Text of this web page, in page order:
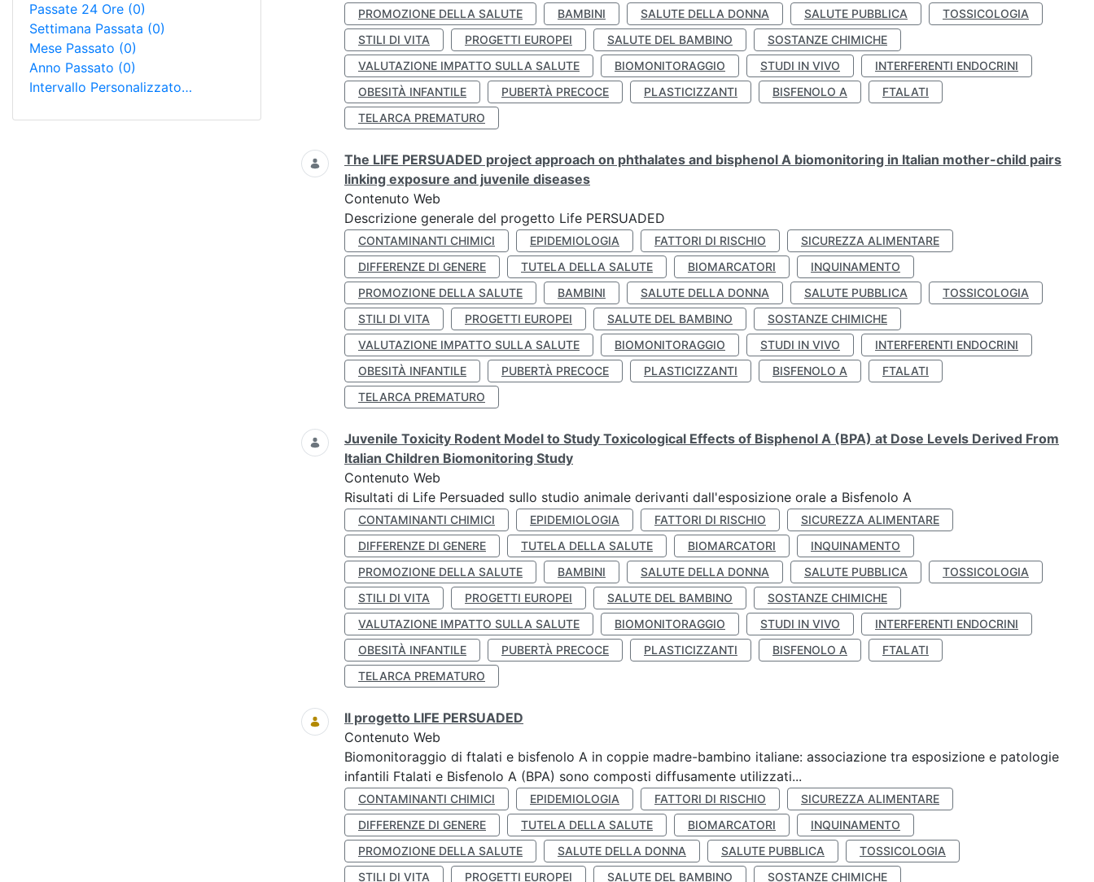
Passate 24 Ore (0)
Settimana Passata (0)
Mese Passato (0)
Anno Passato (0)
Intervallo Personalizzato…
PROMOZIONE DELLA SALUTE
BAMBINI SALUTE DELLA DONNA SALUTE PUBBLICA
TOSSICOLOGIA
STILI DI VITA
PROGETTI EUROPEI SALUTE DEL BAMBINO
SOSTANZE CHIMICHE
VALUTAZIONE IMPATTO SULLA SALUTE
BIOMONITORAGGIO STUDI IN VIVO
INTERFERENTI ENDOCRINI
OBESITÀ INFANTILE
PUBERTÀ PRECOCE PLASTICIZZANTI BISFENOLO A
FTALATI
TELARCA PREMATURO
The LIFE PERSUADED project approach on phthalates and bisphenol A biomonitoring in Italian mother-child pairs
linking exposure and juvenile diseases
Contenuto Web
Descrizione generale del progetto Life PERSUADED
CONTAMINANTI CHIMICI EPIDEMIOLOGIA FATTORI DI RISCHIO
SICUREZZA ALIMENTARE
DIFFERENZE DI GENERE
TUTELA DELLA SALUTE BIOMARCATORI
INQUINAMENTO
PROMOZIONE DELLA SALUTE
BAMBINI SALUTE DELLA DONNA SALUTE PUBBLICA
TOSSICOLOGIA
STILI DI VITA
PROGETTI EUROPEI SALUTE DEL BAMBINO
SOSTANZE CHIMICHE
VALUTAZIONE IMPATTO SULLA SALUTE
BIOMONITORAGGIO STUDI IN VIVO
INTERFERENTI ENDOCRINI
OBESITÀ INFANTILE
PUBERTÀ PRECOCE PLASTICIZZANTI BISFENOLO A
FTALATI
TELARCA PREMATURO
Juvenile Toxicity Rodent Model to Study Toxicological Effects of Bisphenol A (BPA) at Dose Levels Derived From
Italian Children Biomonitoring Study
Contenuto Web
Risultati di Life Persuaded sullo studio animale derivanti dall'esposizione orale a Bisfenolo A
CONTAMINANTI CHIMICI EPIDEMIOLOGIA FATTORI DI RISCHIO
SICUREZZA ALIMENTARE
DIFFERENZE DI GENERE
TUTELA DELLA SALUTE BIOMARCATORI
INQUINAMENTO
PROMOZIONE DELLA SALUTE
BAMBINI SALUTE DELLA DONNA SALUTE PUBBLICA
TOSSICOLOGIA
STILI DI VITA
PROGETTI EUROPEI SALUTE DEL BAMBINO
SOSTANZE CHIMICHE
VALUTAZIONE IMPATTO SULLA SALUTE
BIOMONITORAGGIO STUDI IN VIVO
INTERFERENTI ENDOCRINI
OBESITÀ INFANTILE
PUBERTÀ PRECOCE PLASTICIZZANTI BISFENOLO A
FTALATI
TELARCA PREMATURO
Il progetto LIFE PERSUADED
Contenuto Web
Biomonitoraggio di ftalati e bisfenolo A in coppie madre-bambino italiane: associazione tra esposizione e patologie
infantili Ftalati e Bisfenolo A (BPA) sono composti diffusamente utilizzati...
CONTAMINANTI CHIMICI EPIDEMIOLOGIA FATTORI DI RISCHIO
SICUREZZA ALIMENTARE
DIFFERENZE DI GENERE
TUTELA DELLA SALUTE BIOMARCATORI
INQUINAMENTO
PROMOZIONE DELLA SALUTE
SALUTE DELLA DONNA SALUTE PUBBLICA
TOSSICOLOGIA
STILI DI VITA
PROGETTI EUROPEI SALUTE DEL BAMBINO
SOSTANZE CHIMICHE